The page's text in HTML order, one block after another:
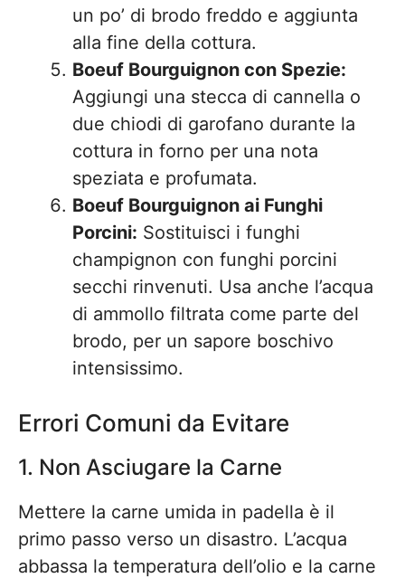
un po’ di brodo freddo e aggiunta
alla fine della cottura.
Boeuf Bourguignon con Spezie:
Aggiungi una stecca di cannella o
due chiodi di garofano durante la
cottura in forno per una nota
speziata e profumata.
Boeuf Bourguignon ai Funghi
Porcini: Sostituisci i funghi
champignon con funghi porcini
secchi rinvenuti. Usa anche l’acqua
di ammollo filtrata come parte del
brodo, per un sapore boschivo
intensissimo.
Errori Comuni da Evitare
1. Non Asciugare la Carne
Mettere la carne umida in padella è il
primo passo verso un disastro. L’acqua
abbassa la temperatura dell’olio e la carne